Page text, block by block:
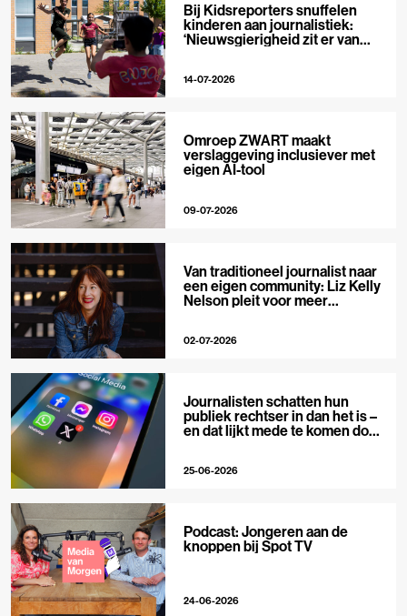
Bij Kidsreporters snuffelen
kinderen aan journalistiek:
‘Nieuwsgierigheid zit er van
14-07-2026
Omroep ZWART maakt
verslaggeving inclusiever met
eigen AI-tool
09-07-2026
Van traditioneel journalist naar
een eigen community: Liz Kelly
Nelson pleit voor meer
02-07-2026
Journalisten schatten hun
publiek rechtser in dan het is –
en dat lijkt mede te komen door
25-06-2026
Podcast: Jongeren aan de
knoppen bij Spot TV
24-06-2026